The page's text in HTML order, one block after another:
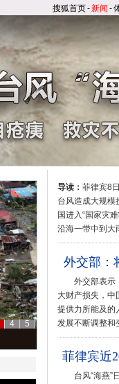
搜狐首页-新闻 -
4 5
导读： 菲律宾8
台风造成大规模
国进入“国家灾
沿海一带中到
外交部：
外交部表示，
大财产损失，中
提供力所能及的
发展不断调整和
菲律宾近
台风“海燕”日